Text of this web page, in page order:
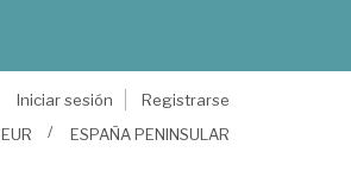
Iniciar sesión
Registrarse
EUR ESPAÑA PENINSULAR